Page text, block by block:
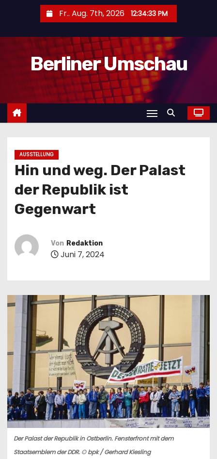
l
Fr.. Aug. 7th, 2026 12:34:34 PM
Berliner Umschau
AUSSTELLUNG
Hin und weg. Der Palast
der Republik ist
Gegenwart
Von Redaktion
Juni 7, 2024
Der Palast der Republik in Ostberlin. Fensterfront mit dem
Staatsemblem der DDR. © bpk / Gerhard Kiesling